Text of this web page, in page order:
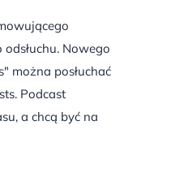
Nowego
można posłuchać
Podcast
a chcą być na